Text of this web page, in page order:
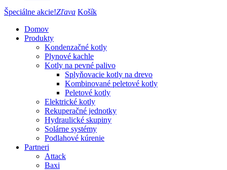
Špeciálne akcie!Zľava Košík
Domov
Produkty
Kondenzačné kotly
Plynové kachle
Kotly na pevné palivo
Splyňovacie kotly na drevo
Kombinované peletové kotly
Peletové kotly
Elektrické kotly
Rekuperačné jednotky
Hydraulické skupiny
Solárne systémy
Podlahové kúrenie
Partneri
Attack
Baxi